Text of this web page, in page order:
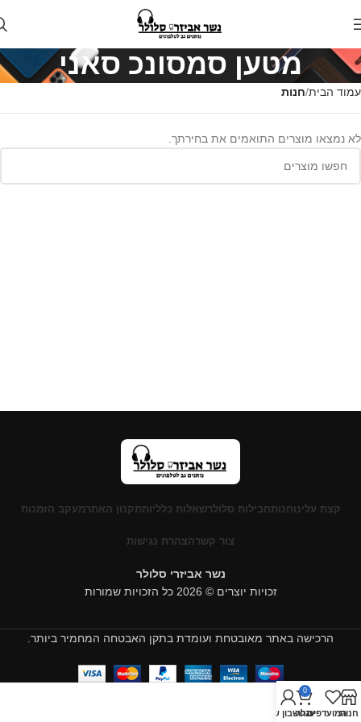
מטען סמסונכ סאני
עמוד הבית חנות
לא נמצאו מוצרים התואמים את בחירתך.
קצת עלינוחנותחבילות סלולרשאלות כלליותתקנון האתרמעקב הזמנות
צור קשרהצהרת נגישות
נשר אביזרי סלולר
זכויות יוצרים © 2026 כל הזכויות שמורות
הרכישה באתר מאובטחת ועומדת בתקן האבטחה המחמיר ביותר.
חנותהמועדפים
0
עגלה
החשבון שלי